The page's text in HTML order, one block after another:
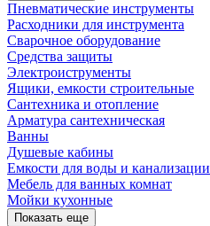
Пневматические инструменты
Расходники для инструмента
Сварочное оборудование
Средства защиты
Электроиструменты
Ящики, емкости строительные
Сантехника и отопление
Арматура сантехническая
Ванны
Душевые кабины
Емкости для воды и канализации
Мебель для ванных комнат
Мойки кухонные
Показать еще